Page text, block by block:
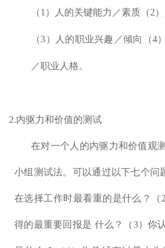
（1）人的关键能力／素质（2
（3）人的职业兴趣／倾向（4
／职业人格。
2.内驱力和价值的测试
在对一个人的内驱力和价值观
小组测试法。可以通过以下七个问
在选择工作时最看重的是什么？（
得的最重要回报是 什么？（3）你